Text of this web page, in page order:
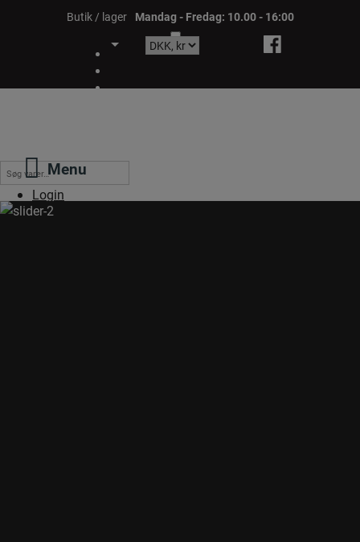
Butik / lager Mandag - Fredag: 10.00 - 16:00
Søg
efter: Login
Menu